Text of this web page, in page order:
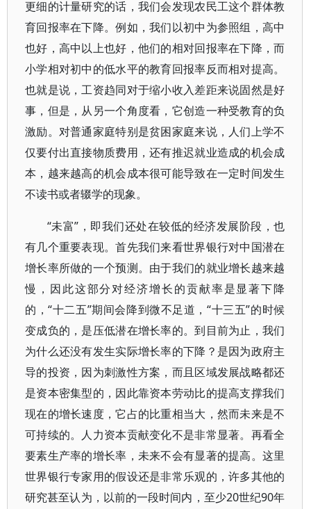
更细的计量研究的话，我们会发现农民工这个群体教
育回报率在下降。例如，我们以初中为参照组，高中
也好，高中以上也好，他们的相对回报率在下降，而
小学相对初中的低水平的教育回报率反而相对提高。
也就是说，工资趋同对于缩小收入差距来说固然是好
事，但是，从另一个角度看，它创造一种受教育的负
激励。对普通家庭特别是贫困家庭来说，人们上学不
仅要付出直接物质费用，还有推迟就业造成的机会成
本，越来越高的机会成本很可能导致在一定时间发生
不读书或者辍学的现象。
“未富”，即我们还处在较低的经济发展阶段，也
有几个重要表现。首先我们来看世界银行对中国潜在
增长率所做的一个预测。由于我们的就业增长越来越
慢，因此这部分对经济增长的贡献率是显著下降
的，“十二五”期间会降到微不足道，“十三五”的时候
变成负的，是压低潜在增长率的。到目前为止，我们
为什么还没有发生实际增长率的下降？是因为政府主
导的投资，因为刺激性方案，而且区域发展战略都还
是资本密集型的，因此靠资本劳动比的提高支撑我们
现在的增长速度，它占的比重相当大，然而未来是不
可持续的。人力资本贡献变化不是非常显著。再看全
要素生产率的增长率，未来不会有显著的提高。这里
世界银行专家用的假设还是非常乐观的，许多其他的
研究甚至认为，以前的一段时间内，至少20世纪90年